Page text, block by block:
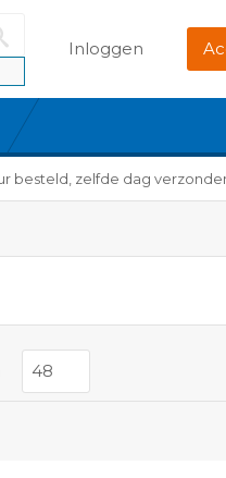
Inloggen
besteld, zelfde dag